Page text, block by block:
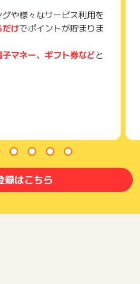
の場合
刺交換、健康保険証などお勤め
だけない方）
らかにポイント目当てと判断さ
談態度が著しく悪い方
、面談内容が不十分と判断され
場合になんらかの理由で面談
ンセル（無断キャンセルを含
はない場合
がアサインできず、その後の日
らの申込
談やセミナー）を過去利用し
や様々なサービス利用を
けでポイントが貯まりま
マネー、ギフト券などと
録はこちら